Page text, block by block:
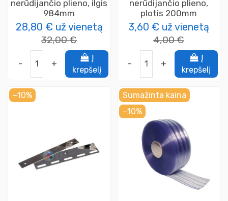
nerūdijančio plieno, ilgis
984mm
28,80 € už vienetą
32,00 €
- +
Į
krepšelį
nerūdijančio plieno,
plotis 200mm
3,60 € už vienetą
4,00 €
- +
Į
krepšelį
−10%
Sumažinta kaina
−10%